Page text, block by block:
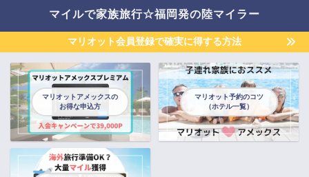
マイルで家族旅行☆福岡発の陸マイラー
マリオット会員登録で確実に得する方法
マリオットアメックスの
お得な申込方
マリオット予約のコツ
（ホテル一覧）